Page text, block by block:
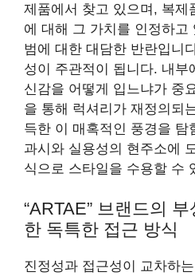
제품에서 찾고 있으며, 복제
에 대해 그 가치를 인정하고
범에 대한 대담한 반란입니
성이 주관적이 됩니다. 내부
신감을 어떻게 입느냐가 중
을 통해 럭셔리가 재정의되
득한 이 매혹적인 풍경을 탐
과시와 실용성의 현주소에
식으로 스타일을 수용할 수
“ARTAE” 브랜드의
한 독특한 접근 방식
진정성과 접근성이 교차하